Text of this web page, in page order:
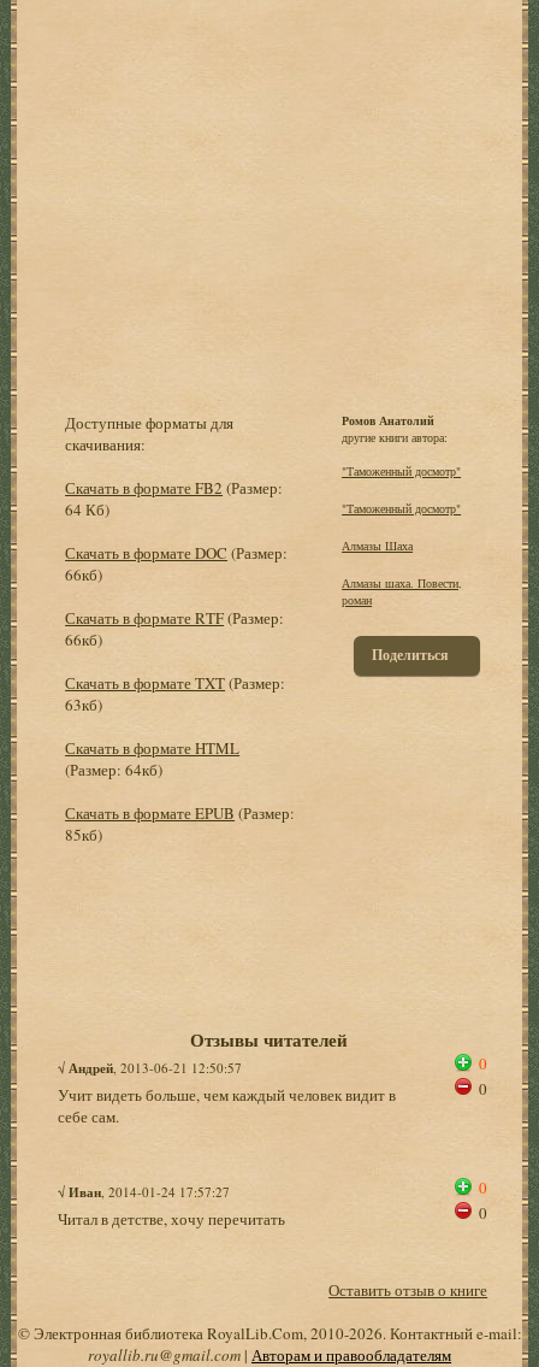
Доступные форматы для
скачивания:
Скачать в формате FB2 (Размер:
64 Кб)
Скачать в формате DOC (Размер:
66кб)
Скачать в формате RTF(Размер:
66кб)
Скачать в формате TXT(Размер:
63кб)
Скачать в формате HTML
(Размер: 64кб)
Скачать в формате EPUB (Размер:
85кб)
Ромов Анатолий
другие книги автора:
"Таможенный досмотр"
"Таможенный досмотр"
Алмазы Шаха
Алмазы шаха. Повести,
роман
Поделиться
Отзывы читателей
√ Андрей , 2013-06-21 12:50:57
Учит видеть больше, чем каждый человек видит в
себе сам.
0
0
√Иван , 2014-01-24 17:57:27
Читал в детстве, хочу перечитать
0
0
Оставить отзыв о книге
© Электронная библиотека RoyalLib.Com, 2010-2026. Контактный e-mail:
royallib.ru@gmail.com| Авторам и правообладателям